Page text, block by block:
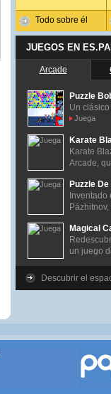
Todo sobre él
JUEGOS EN
Arcade
Puzzle
Un
Juega
Karate
Karate
Arcade,
Puzzle
Pázhitnov,
Magical
un juego
Descubrir el